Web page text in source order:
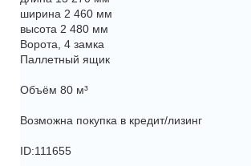
ширина 2 460 мм
высота 2 480 мм
Ворота, 4 замка
Паллетный ящик
Объём 80 м³
Возможна покупка в кредит/лизинг
ID:111655